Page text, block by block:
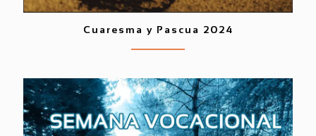
Cuaresma y Pascua 2024